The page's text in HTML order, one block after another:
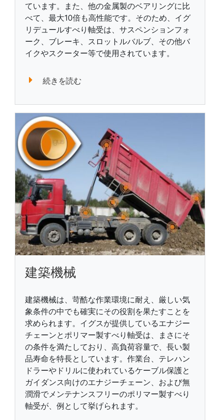
ています。また、他の金属製のベアリングに比
べて、最大10倍も高性能です。そのため、イグ
リデュールすべり軸受は、サスペンションフォ
ーク、ブレーキ、スロットルバルブ、その他バ
イクやスクーター等で使用されています。
続きを読む
建築機械
建築機械は、苛酷な作業環境に耐え、厳しい気
象条件の中でも確実にその役割を果たすことを
求められます。イグスが提供しているエナジー
チェーンとポリマー製すべり軸受は、まさにそ
の条件を満たしており、高負荷容量で、長い製
品寿命を特長としています。作業台、テレハン
ドラーやドリルに使われているケーブル保護と
ガイダンス向けのエナジーチェーン、および無
潤滑でメンテナンスフリーのポリマー製すべり
軸受が、例として挙げられます。